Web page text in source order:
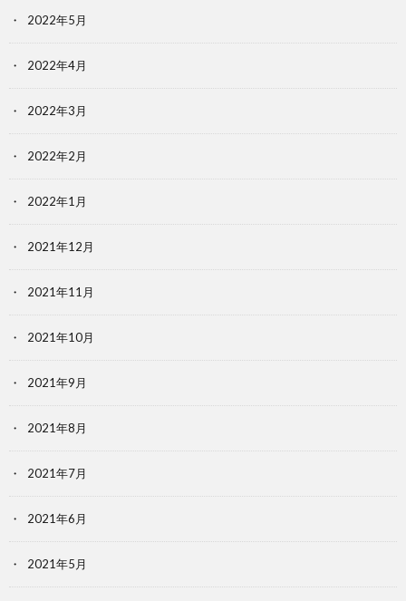
2022年5月
2022年4月
2022年3月
2022年2月
2022年1月
2021年12月
2021年11月
2021年10月
2021年9月
2021年8月
2021年7月
2021年6月
2021年5月